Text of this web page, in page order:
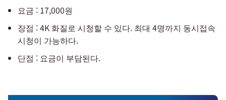
요금 : 17,000원
장점 : 4K 화질로 시청할 수 있다. 최대 4명까지 동시접속
시청이 가능하다.
단점 : 요금이 부담된다.